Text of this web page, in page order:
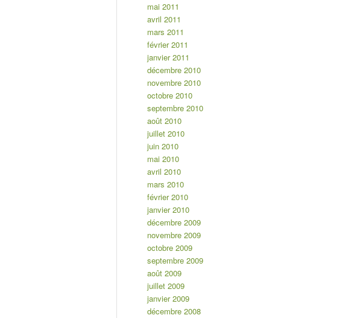
mai 2011
avril 2011
mars 2011
février 2011
janvier 2011
décembre 2010
novembre 2010
octobre 2010
septembre 2010
août 2010
juillet 2010
juin 2010
mai 2010
avril 2010
mars 2010
février 2010
janvier 2010
décembre 2009
novembre 2009
octobre 2009
septembre 2009
août 2009
juillet 2009
janvier 2009
décembre 2008